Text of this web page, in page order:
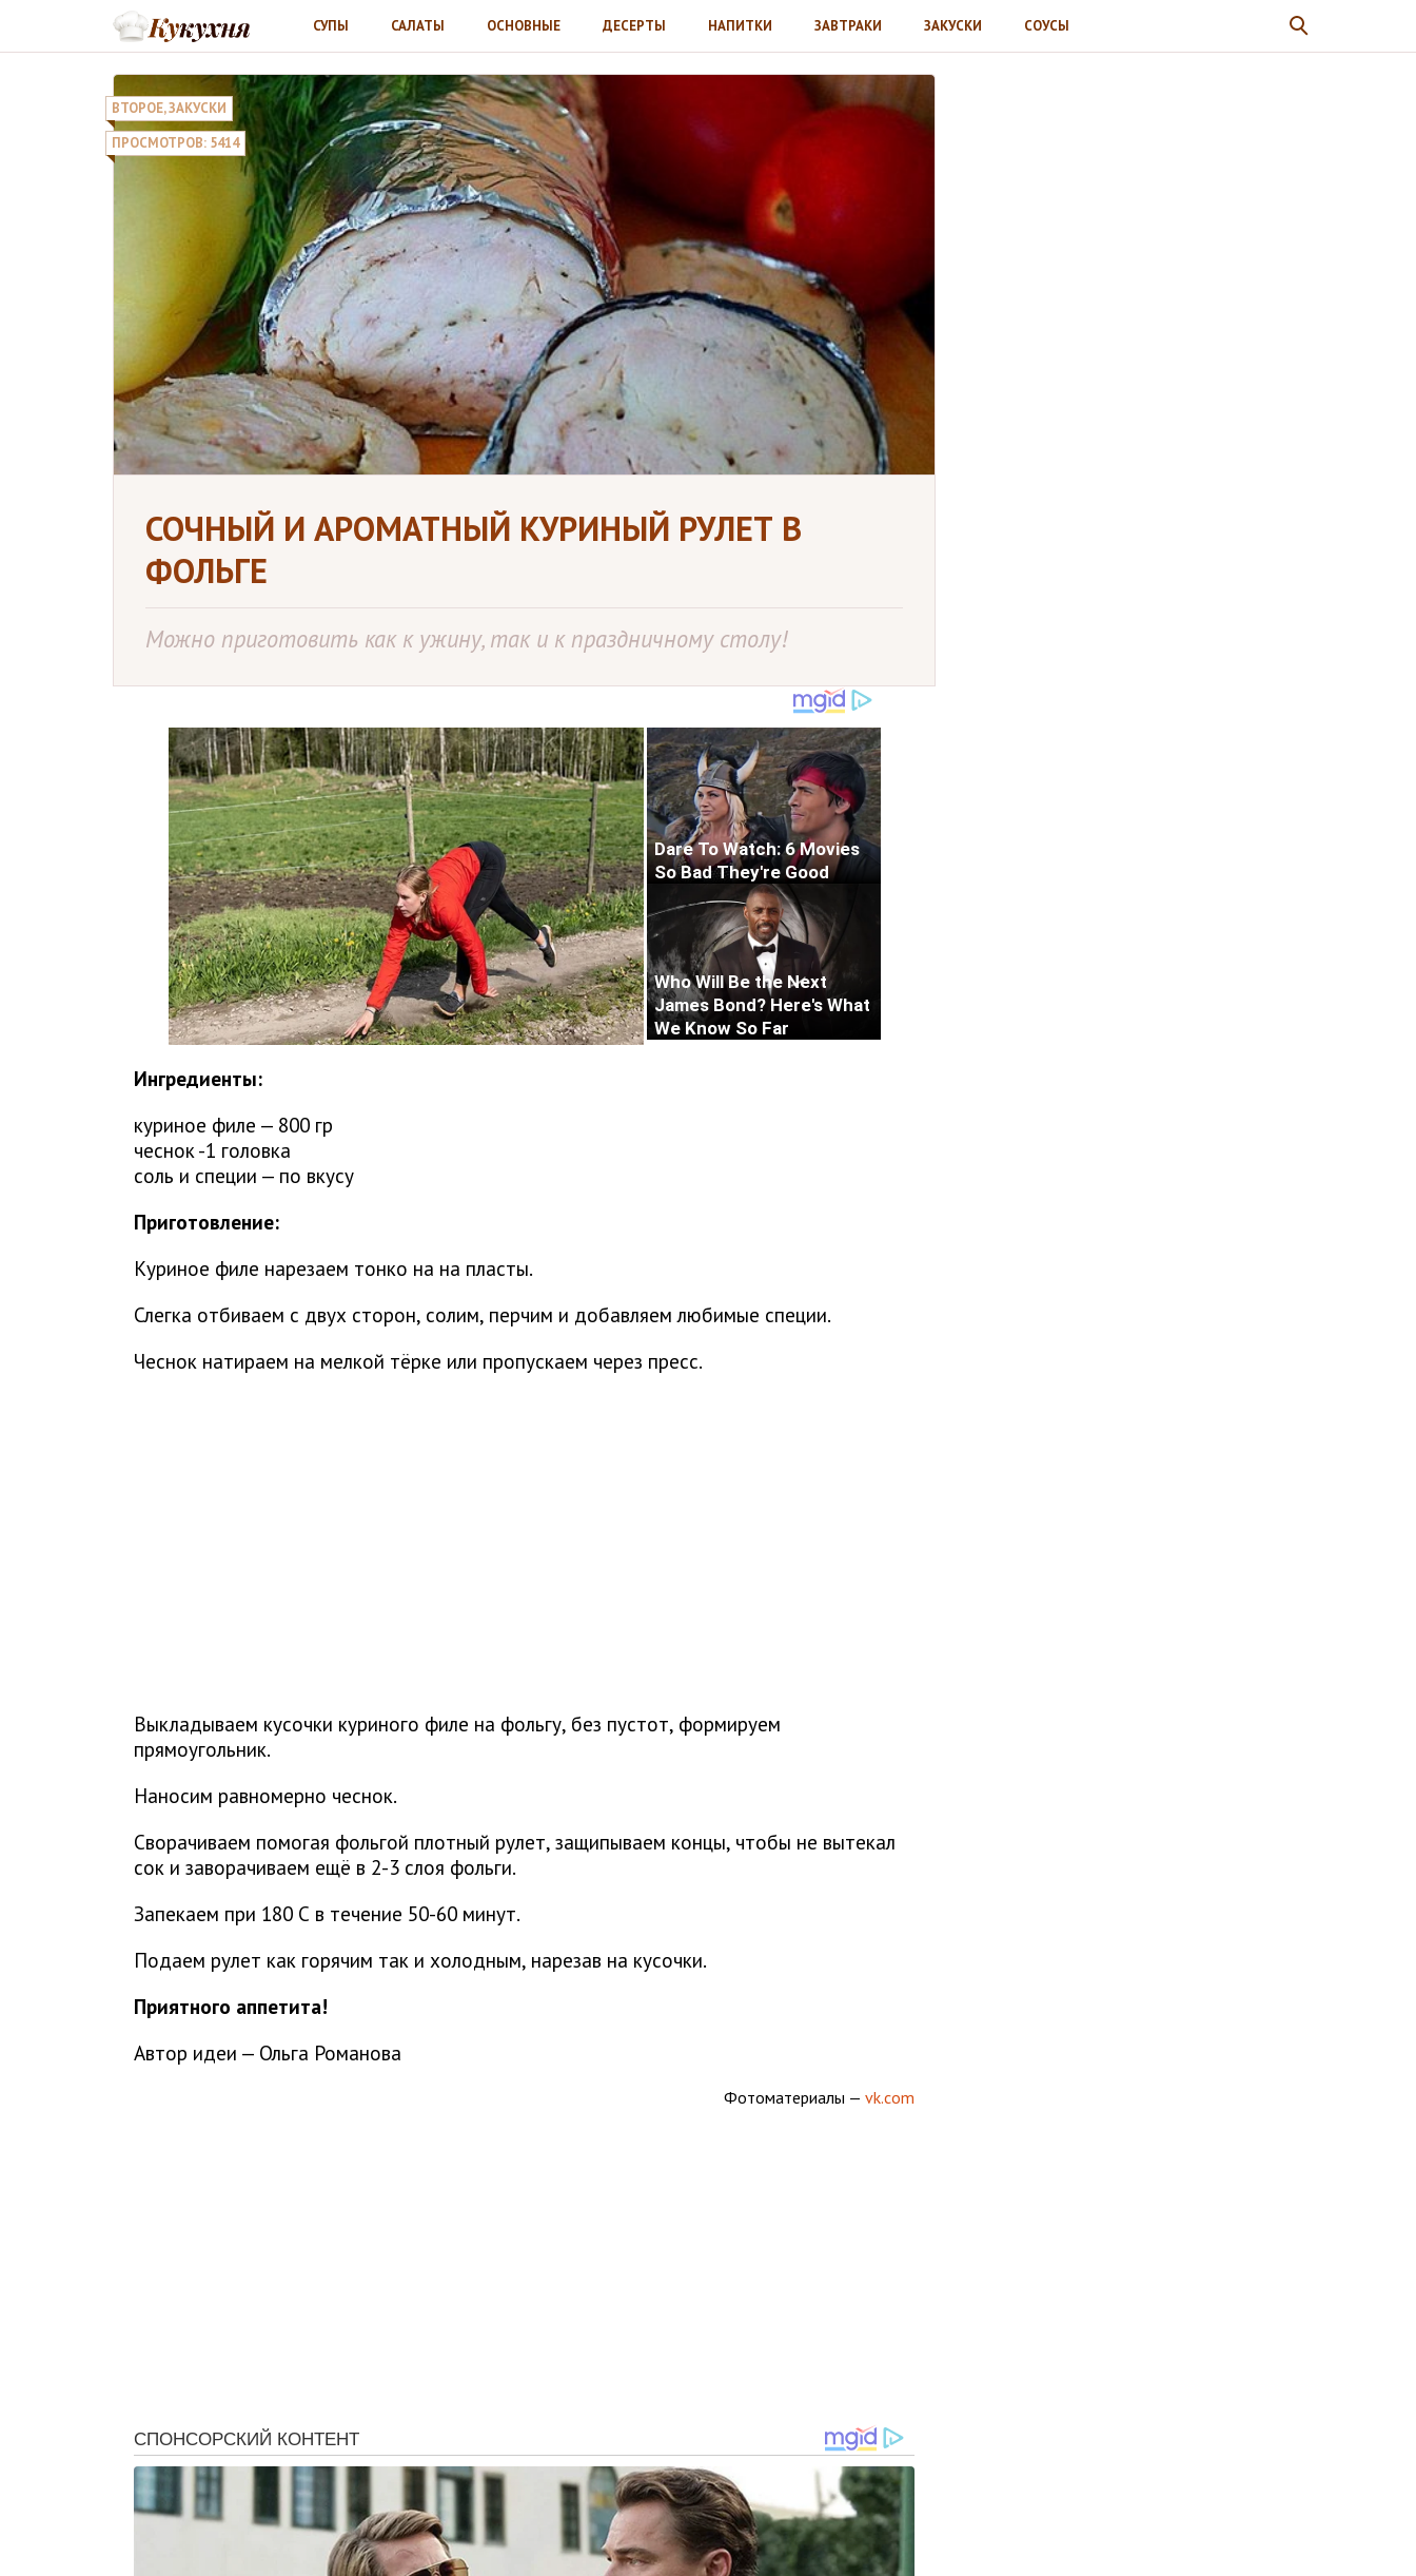
СУПЫ САЛАТЫ ОСНОВНЫЕ ДЕСЕРТЫ НАПИТКИ ЗАВТРАКИ ЗАКУСКИ СОУСЫ
ВТОРОЕ,ЗАКУСКИ
ПРОСМОТРОВ: 5414
СОЧНЫЙ И АРОМАТНЫЙ КУРИНЫЙ РУЛЕТ В
ФОЛЬГЕ
Можно приготовить как к ужину, так и к праздничному столу!
Ингредиенты:
куриное филе — 800 гр
чеснок -1 головка
соль и специи — по вкусу
Приготовление:
Куриное филе нарезаем тонко на на пласты.
Слегка отбиваем с двух сторон, солим, перчим и добавляем любимые специи.
Чеснок натираем на мелкой тёрке или пропускаем через пресс.
Выкладываем кусочки куриного филе на фольгу, без пустот, формируем
прямоугольник.
Наносим равномерно чеснок.
Сворачиваем помогая фольгой плотный рулет, защипываем концы, чтобы не вытекал
сок и заворачиваем ещё в 2-3 слоя фольги.
Запекаем при 180 С в течение 50-60 минут.
Подаем рулет как горячим так и холодным, нарезав на кусочки.
Приятного аппетита!
Автор идеи — Ольга Романова
Фотоматериалы — vk.com